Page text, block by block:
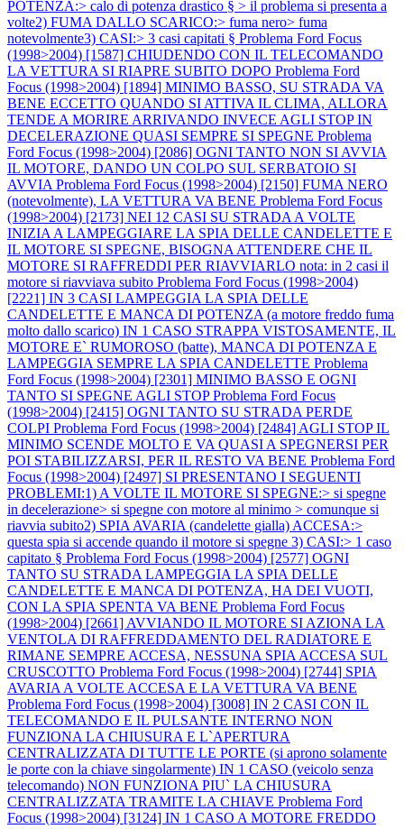
POTENZA:> calo di potenza drastico § > il problema si presenta a
volte2) FUMA DALLO SCARICO:> fuma nero> fuma
notevolmente3) CASI:> 3 casi capitati § Problema Ford Focus
(1998>2004) [1587] CHIUDENDO CON IL TELECOMANDO
LA VETTURA SI RIAPRE SUBITO DOPO Problema Ford
Focus (1998>2004) [1894] MINIMO BASSO, SU STRADA VA
BENE ECCETTO QUANDO SI ATTIVA IL CLIMA, ALLORA
TENDE A MORIRE ARRIVANDO INVECE AGLI STOP IN
DECELERAZIONE QUASI SEMPRE SI SPEGNE Problema
Ford Focus (1998>2004) [2086] OGNI TANTO NON SI AVVIA
IL MOTORE, DANDO UN COLPO SUL SERBATOIO SI
AVVIA Problema Ford Focus (1998>2004) [2150] FUMA NERO
(notevolmente), LA VETTURA VA BENE Problema Ford Focus
(1998>2004) [2173] NEI 12 CASI SU STRADA A VOLTE
INIZIA A LAMPEGGIARE LA SPIA DELLE CANDELETTE E
IL MOTORE SI SPEGNE, BISOGNA ATTENDERE CHE IL
MOTORE SI RAFFREDDI PER RIAVVIARLO nota: in 2 casi il
motore si riavviava subito Problema Ford Focus (1998>2004)
[2221] IN 3 CASI LAMPEGGIA LA SPIA DELLE
CANDELETTE E MANCA DI POTENZA (a motore freddo fuma
molto dallo scarico) IN 1 CASO STRAPPA VISTOSAMENTE, IL
MOTORE E` RUMOROSO (batte), MANCA DI POTENZA E
LAMPEGGIA SEMPRE LA SPIA CANDELETTE Problema
Ford Focus (1998>2004) [2301] MINIMO BASSO E OGNI
TANTO SI SPEGNE AGLI STOPProblema Ford Focus
(1998>2004) [2415] OGNI TANTO SU STRADA PERDE
COLPI Problema Ford Focus (1998>2004) [2484] AGLI STOP IL
MINIMO SCENDE MOLTO E VA QUASI A SPEGNERSI PER
POI STABILIZZARSI, PER IL RESTO VA BENE Problema Ford
Focus (1998>2004) [2497] SI PRESENTANO I SEGUENTI
PROBLEMI:1) A VOLTE IL MOTORE SI SPEGNE:> si spegne
in decelerazione> si spegne con motore al minimo > comunque si
riavvia subito2) SPIA AVARIA (candelette gialla) ACCESA:>
questa spia si accende quando il motore si spegne 3) CASI:> 1 caso
capitato § Problema Ford Focus (1998>2004) [2577] OGNI
TANTO SU STRADA LAMPEGGIA LA SPIA DELLE
CANDELETTE E MANCA DI POTENZA, HA DEI VUOTI,
CON LA SPIA SPENTA VA BENE Problema Ford Focus
(1998>2004) [2661] AVVIANDO IL MOTORE SI AZIONA LA
VENTOLA DI RAFFREDDAMENTO DEL RADIATORE E
RIMANE SEMPRE ACCESA, NESSUNA SPIA ACCESA SUL
CRUSCOTTO Problema Ford Focus (1998>2004) [2744] SPIA
AVARIA A VOLTE ACCESA E LA VETTURA VA BENE
Problema Ford Focus (1998>2004) [3008] IN 2 CASI CON IL
TELECOMANDO E IL PULSANTE INTERNO NON
FUNZIONA LA CHIUSURA E L`APERTURA
CENTRALIZZATA DI TUTTE LE PORTE (si aprono solamente
le porte con la chiave singolarmente) IN 1 CASO (veicolo senza
telecomando) NON FUNZIONA PIU` LA CHIUSURA
CENTRALIZZATA TRAMITE LA CHIAVE Problema Ford
Focus (1998>2004) [3124] IN 1 CASO A MOTORE FREDDO